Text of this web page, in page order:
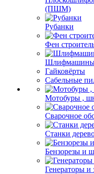
(ПШМ)
Рубанки
Фен
Гайковёрты
Сабельные
Мотобуры ,
Сварочное
Станки
Бензорезы и
Генераторы и